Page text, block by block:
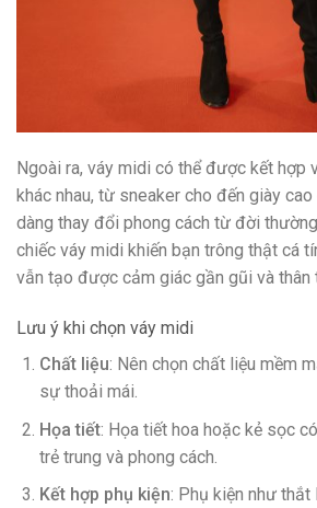
Ngoài ra, váy midi có thể được kết hợp
khác nhau, từ sneaker cho đến giày
dàng thay đổi phong cách từ đời
chiếc váy midi khiến bạn trông thật cá
vẫn tạo được cảm giác gần gũi và thân
Lưu ý khi chọn váy midi
Chất liệu: Nên chọn chất liệu mềm
sự thoải mái.
Họa tiết: Họa tiết hoa hoặc kẻ sọc
trẻ trung và phong cách.
Kết hợp phụ kiện: Phụ kiện như thắt